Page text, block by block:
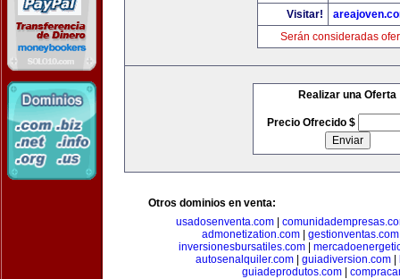
Visitar!
Serán consideradas
Realizar una Oferta
Precio Ofrecido $
Otros dominios en venta:
usadosenventa.com|
admonetization.com| gestionventas.com
inversionesbursatiles.com|
autosenalquiler.com| guiadiversion.com|
guiadeprodutos.com|